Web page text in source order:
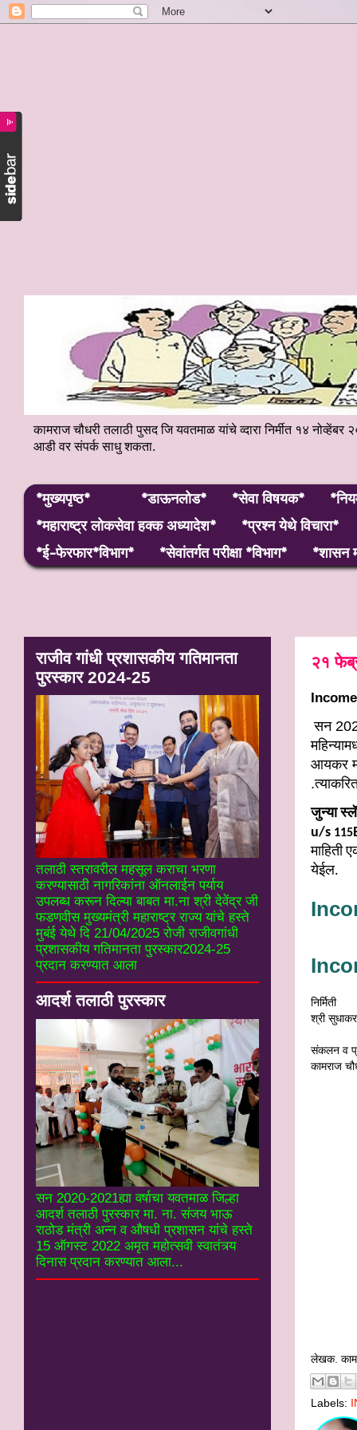
कामराज चौधरी तलाठी पुसद जि यवतमाळ यांचे व्दारा निर्मीत १४
आडी वर संपर्क साधु शकता.
*मुख्यपृष्ठ* *डाऊनलोड* *सेवा विषयक*
*महाराष्ट्र लाेकसेवा हक्क अध्यादेश*
*प्रश्न येथे विचारा*
*ई-फेरफार*विभाग*
*सेवांतर्गत परीक्षा *विभाग* *शासन
२१
सन
आयकर
जुन्या
u/s 115
माहिती
येईल.
निर्मिती
श्री सुधाकर
संकलन व
कामराज
लेखक.
Labels:
राजीव गांधी प्रशासकीय गतिमानता
पुरस्कार 2024-25
तलाठी स्तरावरील महसूल कराचा भरणा
करण्यासाठी नागरिकांना ऑनलाईन पर्याय
उपलब्ध करून दिल्या बाबत मा.ना श्री देवेंद्र जी
फडणवीस मुख्यमंत्री महाराष्ट्र राज्य यांचे हस्ते
मुबंई येथे दि 21/04/2025 रोजी राजीवगांधी
प्रशासकीय गतिमानता पुरस्कार2024-25
प्रदान करण्यात आला
आदर्श तलाठी पुरस्कार
सन 2020-2021ह्या वर्षाचा यवतमाळ जिल्हा
आदर्श तलाठी पुरस्कार मा. ना. संजय भाऊ
राठोड मंत्री अन्न व औषधी प्रशासन यांचे हस्ते
15 ऑगस्ट 2022 अमृत महोत्सवी स्वातंत्र्य
दिनास प्रदान करण्यात आला...